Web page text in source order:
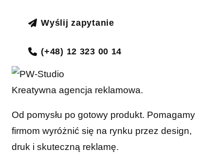
Wyślij zapytanie
(+48) 12 323 00 14
Kreatywna agencja reklamowa.
Od pomysłu po gotowy produkt. Pomagamy
firmom wyróżnić się na rynku przez design,
druk i skuteczną reklamę.